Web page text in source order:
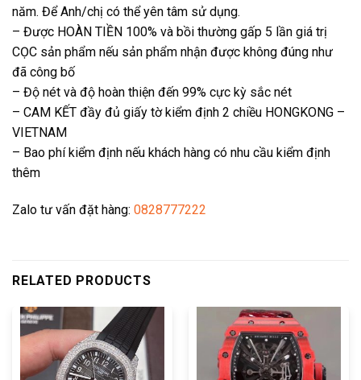
năm. Để Anh/chị có thể yên tâm sử dụng.
– Được HOÀN TIỀN 100% và bồi thường gấp 5 lần giá trị
CỌC sản phẩm nếu sản phẩm nhận được không đúng như
đã công bố
– Độ nét và độ hoàn thiện đến 99% cực kỳ sắc nét
– CAM KẾT đầy đủ giấy tờ kiểm định 2 chiều HONGKONG –
VIETNAM
– Bao phí kiểm định nếu khách hàng có nhu cầu kiểm định
thêm
Zalo tư vấn đặt hàng: 0828777222
RELATED PRODUCTS